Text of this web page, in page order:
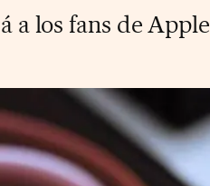
a los fans de Apple